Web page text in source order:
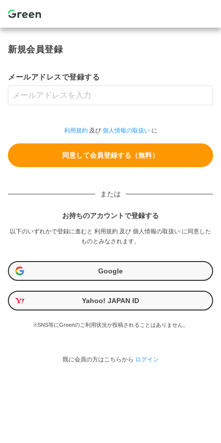
新規会員登録
メールアドレスで登録する
利用規約及び 個人情報の取扱いに
または
お持ちのアカウントで登録する
以下のいずれかで登録に進むと 利用規約 及び 個人情報の取扱い に同意した
ものとみなされます。
Google
Yahoo! JAPAN ID
※SNS等にGreenのご利用状況が投稿されることはありません。
既に会員の方はこちらから ログイン